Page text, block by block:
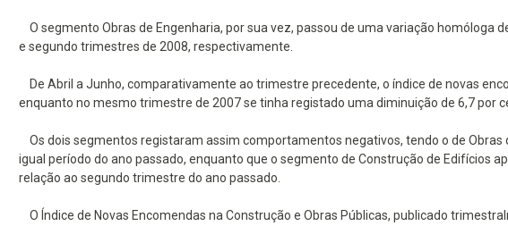
O segmento Obras de Engenharia, por sua vez, passou de uma variação homóloga
e segundo trimestres de 2008, respectivamente.
De Abril a Junho, comparativamente ao trimestre precedente, o índice de novas
enquanto no mesmo trimestre de 2007 se tinha registado uma diminuição de 6,7 por
Os dois segmentos registaram assim comportamentos negativos, tendo o de Obras
igual período do ano passado, enquanto que o segmento de Construção de Edifícios
relação ao segundo trimestre do ano passado.
O Índice de Novas Encomendas na Construção e Obras Públicas, publicado